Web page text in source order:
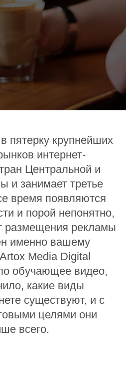
пятерку крупнейших
интернет-
Центральной и
и занимает третье
время появляются
и порой непонятно,
размещения рекламы
именно вашему
Media Digital
обучающее видео,
какие виды
существуют, и с
целями они
всего.